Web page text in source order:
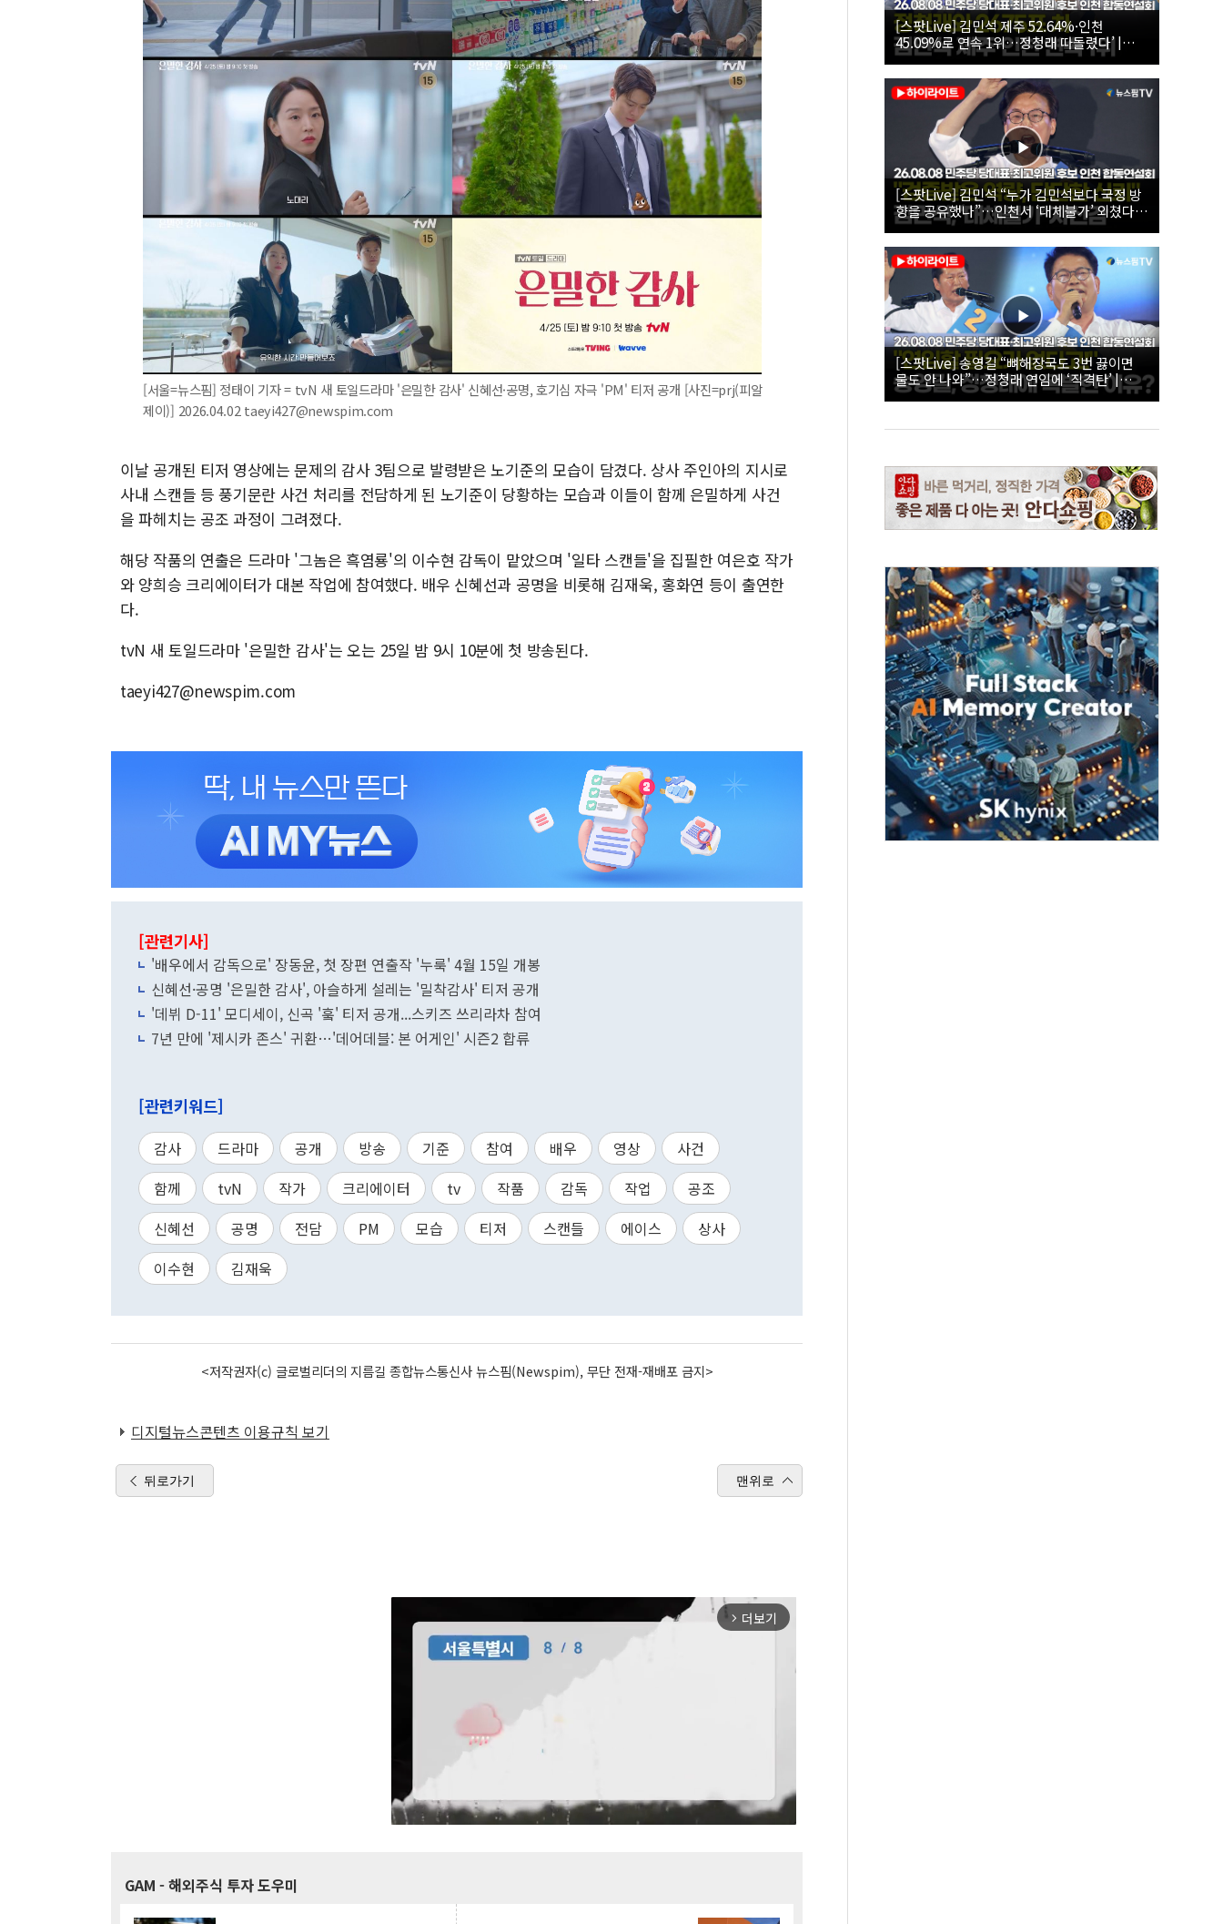
[서울=뉴스핌] 정태이 기자 = tvN 새 토일드라마 '은밀한 감사' 신혜선·공명, 호기심 자극 'PM' 티저 공개 [사진=prj(피알
제이)] 2026.04.02 taeyi427@newspim.com
이날 공개된 티저 영상에는 문제의 감사 3팀으로 발령받은 노기준의 모습이 담겼다. 상사 주인아의 지시로
사내 스캔들 등 풍기문란 사건 처리를 전담하게 된 노기준이 당황하는 모습과 이들이 함께 은밀하게 사건
을 파헤치는 공조 과정이 그려졌다.
해당 작품의 연출은 드라마 '그놈은 흑염룡'의 이수현 감독이 맡았으며 '일타 스캔들'을 집필한 여은호 작가
와 양희승 크리에이터가 대본 작업에 참여했다. 배우 신혜선과 공명을 비롯해 김재욱, 홍화연 등이 출연한
다.
tvN 새 토일드라마 '은밀한 감사'는 오는 25일 밤 9시 10분에 첫 방송된다.
taeyi427@newspim.com
[관련기사]
'배우에서 감독으로' 장동윤, 첫 장편 연출작 '누룩' 4월 15일 개봉
신혜선·공명 '은밀한 감사', 아슬하게 설레는 '밀착감사' 티저 공개
'데뷔 D-11' 모디세이, 신곡 '훜' 티저 공개...스키즈 쓰리라차 참여
7년 만에 '제시카 존스' 귀환…'데어데블: 본 어게인' 시즌2 합류
[관련키워드]
감사 드라마 공개 방송 기준 참여 배우 영상
사건
함께
tvN 작가 크리에이터 tv 작품 감독 작업
공조
신혜선
공명 전담 PM 모습 티저 스캔들 에이스
상사
이수현
김재욱
<저작권자(c) 글로벌리더의 지름길 종합뉴스통신사 뉴스핌(Newspim), 무단 전재-재배포 금지>
디지털뉴스콘텐츠 이용규칙 보기
뒤로가기 맨위로
arrow_forward_ios 더보기
GAM - 해외주식 투자 도우미
[스팟Live] 김민석 제주 52.64%·인천
45.09%로 연속 1위…정청래 따돌렸다’ |
26.08.08 더불어민주당 당대표·최고위원 후
보 인천 합동연설회
[스팟Live] 김민석 “누가 김민석보다 국정 방
향을 공유했나”…인천서 ‘대체불가’ 외쳤다 |
26.08.08 더불어민주당 당대표·최고위원 후
보 인천 합동연설회
[스팟Live] 송영길 “뼈해장국도 3번 끓이면
물도 안 나와”…정청래 연임에 ‘직격탄’ |
26.08.08 더불어민주당 당대표·최고위원 후